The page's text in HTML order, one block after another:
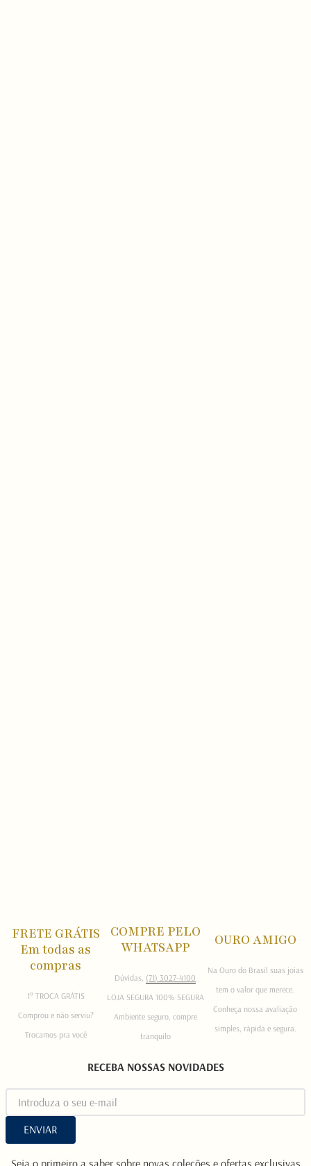
FRETE GRÁTIS
Em todas as
compras
1° TROCA GRÁTIS
Comprou e não serviu?
Trocamos pra você
COMPRE PELO
WHATSAPP
Dúvidas, (71) 3027-4100
LOJA SEGURA 100% SEGURA
Ambiente seguro, compre
tranquilo
OURO AMIGO
Na Ouro do Brasil suas joias
tem o valor que merece.
Conheça nossa avaliação
simples, rápida e segura.
RECEBA NOSSAS NOVIDADES
ENVIAR
Seja o primeiro a saber sobre novas coleções e ofertas exclusivas